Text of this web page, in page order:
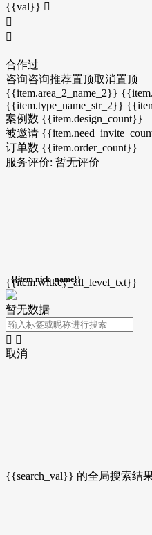
{{val}} 


合作过
咨询咨询推荐置顶取消置顶
{{item.area_2_name_2}}
{{item.type_name_str_2}}
案例数 {{item.design_count}}
被邀请
订单数 {{item.order_count}}
服务评价: 暂无评价
{{item.witkey_all_level_txt}}
{{item.nick_name}}
暂无数据
 
取消
{{search_val}} 的全局搜索结